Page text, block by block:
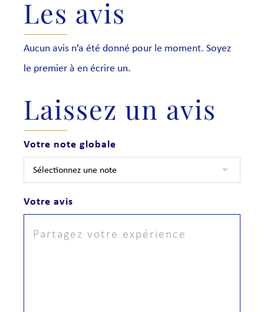
Les avis
Aucun avis n’a été donné pour le moment. Soyez
le premier à en écrire un.
Laissez un avis
Votre note globale
Votre avis